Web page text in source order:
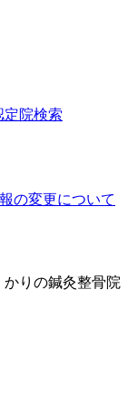
定院検索
の変更について
かりの鍼灸整骨院